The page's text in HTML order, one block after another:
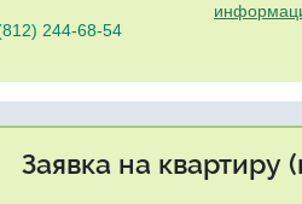
244-68-54
Заявка на квартиру